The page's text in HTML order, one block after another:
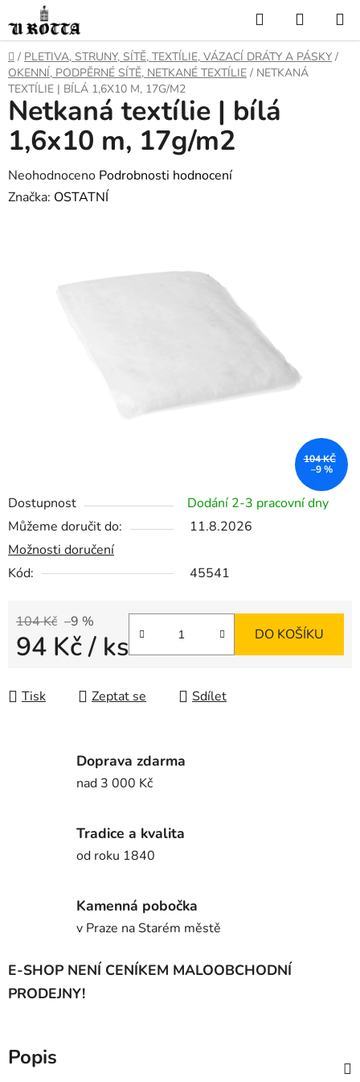
na
obsah
Hledat
KOŠÍK
DOMŮ
/ PLETIVA, STRUNY, SÍTĚ, TEXTÍLIE, VÁZACÍ DRÁTY A PÁSKY /
OKENNÍ, PODPĚRNÉ SÍTĚ, NETKANÉ TEXTÍLIE / NETKANÁ
TEXTÍLIE | BÍLÁ 1,6X10 M, 17G/M2
Dostupnost
Dodání 2-3 pracovní dny
Můžeme doručit do:
11.8.2026
Možnosti doručení
Kód:
45541
104 Kč –9 %
94 Kč/ ks DO KOŠÍKU
Tisk Zeptat se Sdílet
Netkaná textílie | bílá
1,6x10 m, 17g/m2
Průměrné
hodnocení
Neohodnoceno Podrobnosti hodnocení
Značka: OSTATNÍ
104 KČ
–9 %
Doprava zdarma
nad 3 000 Kč
Tradice a kvalita
od roku 1840
Kamenná pobočka
v Praze na Starém městě
E-SHOP NENÍ CENÍKEM MALOOBCHODNÍ
PRODEJNY!
Popis